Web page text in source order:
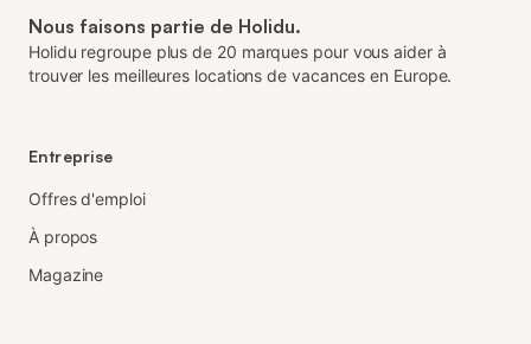
Nous faisons partie de Holidu.
Holidu regroupe plus de 20 marques pour vous aider à
trouver les meilleures locations de vacances en Europe.
Entreprise
Offres d'emploi
À propos
Magazine